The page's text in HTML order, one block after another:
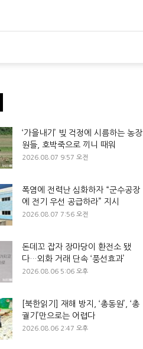
‘가을내기’ 빚 걱정에 시름하는 농장
원들, 호박죽으로 끼니 때워
2026.08.07 9:57 오전
폭염에 전력난 심화하자 “군수공장
에 전기 우선 공급하라” 지시
2026.08.07 7:56 오전
돈데꼬 잡자 장마당이 환전소 됐
다…외화 거래 단속 ‘풍선효과’
2026.08.06 5:06 오후
[북한읽기] 재해 방지, ‘총동원’, ‘총
궐기’만으로는 어렵다
2026.08.06 2:47 오후